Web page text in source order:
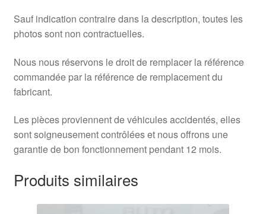
Sauf indication contraire dans la description, toutes les
photos sont non contractuelles.
Nous nous réservons le droit de remplacer la référence
commandée par la référence de remplacement du
fabricant.
Les pièces proviennent de véhicules accidentés, elles
sont soigneusement contrôlées et nous offrons une
garantie de bon fonctionnement pendant 12 mois.
Produits similaires